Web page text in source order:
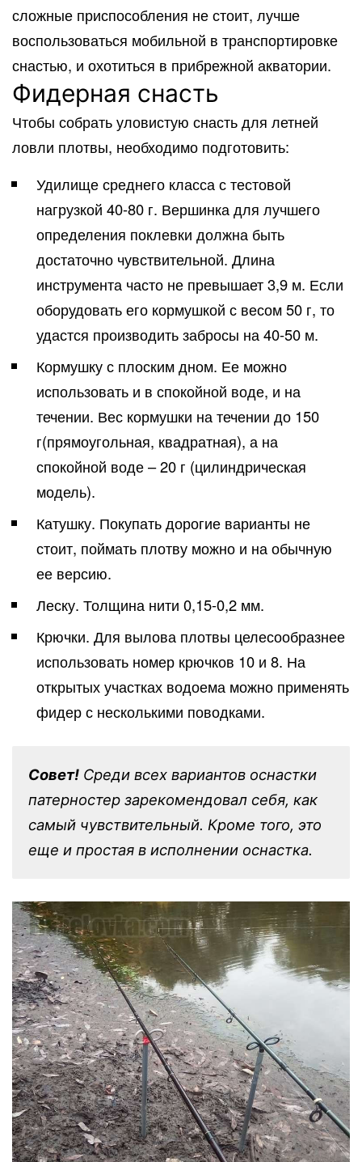
сложные приспособления не стоит, лучше
воспользоваться мобильной в транспортировке
снастью, и охотиться в прибрежной акватории.
Фидерная снасть
Чтобы собрать уловистую снасть для летней
ловли плотвы, необходимо подготовить:
Удилище среднего класса с тестовой
нагрузкой 40-80 г. Вершинка для лучшего
определения поклевки должна быть
достаточно чувствительной. Длина
инструмента часто не превышает 3,9 м. Если
оборудовать его кормушкой с весом 50 г, то
удастся производить забросы на 40-50 м.
Кормушку с плоским дном. Ее можно
использовать и в спокойной воде, и на
течении. Вес кормушки на течении до 150
г(прямоугольная, квадратная), а на
спокойной воде – 20 г (цилиндрическая
модель).
Катушку. Покупать дорогие варианты не
стоит, поймать плотву можно и на обычную
ее версию.
Леску. Толщина нити 0,15-0,2 мм.
Крючки. Для вылова плотвы целесообразнее
использовать номер крючков 10 и 8. На
открытых участках водоема можно применять
фидер с несколькими поводками.
Совет! Среди всех вариантов оснастки
патерностер зарекомендовал себя, как
самый чувствительный. Кроме того, это
еще и простая в исполнении оснастка.